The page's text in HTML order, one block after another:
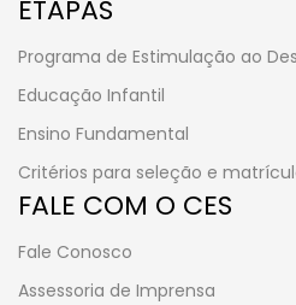
ETAPAS
Programa de Estimulação ao
Educação Infantil
Ensino Fundamental
Critérios para seleção e
FALE COM O CES
Fale Conosco
Assessoria de Imprensa